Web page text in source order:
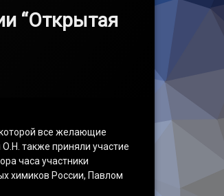
“Открытая
все желающие
также приняли участие
часа участники
химиков России, Павлом